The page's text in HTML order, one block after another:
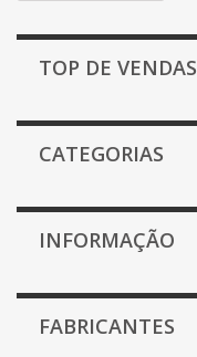
TOP DE VENDAS
CATEGORIAS
INFORMAÇÃO
FABRICANTES